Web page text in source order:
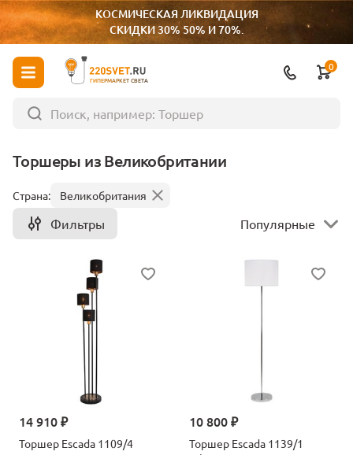
КОСМИЧЕСКАЯ ЛИКВИДАЦИЯ
СКИДКИ 30% 50% И 70%.
ГИПЕРМАРКЕТ СВЕТА
0
Торшеры из Великобритании
Страна: Великобритания
Фильтры Популярные
14 910 ₽
Торшер Escada 1109/4
10 800 ₽
Торшер Escada 1139/1